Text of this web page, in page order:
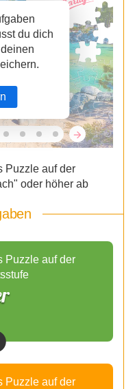
du dich
Puzzle auf der
oder höher ab
Puzzle auf der
Puzzle auf der